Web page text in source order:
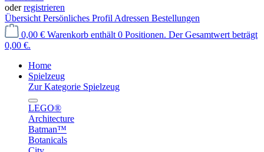
oderregistrieren
Übersicht Persönliches Profil Adressen Bestellungen
0,00 € Warenkorb enthält 0 Positionen. Der Gesamtwert beträgt
0,00 €.
Home
Spielzeug
Zur Kategorie Spielzeug
LEGO®
Architecture
Batman™
Botanicals